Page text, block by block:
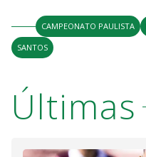
CAMPEONATO PAULISTA
SANTOS
Últimas